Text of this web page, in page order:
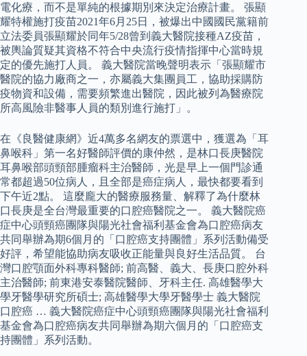
電化療，而不是單純的根據期別來決定治療計畫。 張顯
耀特權施打疫苗2021年6月25日，被爆出中國國民黨籍前
立法委員張顯耀於同年5/28曾到義大醫院接種AZ疫苗，
被輿論質疑其資格不符合中央流行疫情指揮中心當時規
定的優先施打人員。 義大醫院當晚聲明表示「張顯耀市
醫院的協力廠商之一，亦屬義大集團員工，協助採購防
疫物資和設備，需要頻繁進出醫院，因此被列為醫療院
所高風險非醫事人員的類別進行施打」。
在《良醫健康網》近4萬多名網友的票選中，獲選為「耳
鼻喉科」第一名好醫師評價的康仲然，是林口長庚醫院
耳鼻喉部頭頸部腫瘤科主治醫師，光是早上一個門診通
常都超過50位病人，且全部是癌症病人，最快都要看到
下午近2點。 這麼龐大的醫療服務量、解釋了為什麼林
口長庚是全台灣最重要的口腔癌醫院之一。 義大醫院癌
症中心頭頸癌團隊與陽光社會福利基金會為口腔癌病友
共同舉辦為期6個月的「口腔癌支持團體」系列活動備受
好評，希望能協助病友吸收正能量與良好生活品質。 台
灣口腔顎面外科專科醫師; 前高醫、義大、長庚口腔外科
主治醫師; 前東港安泰醫院醫師、牙科主任. 高雄醫學大
學牙醫學研究所碩士; 高雄醫學大學牙醫學士 義大醫院
口腔癌 … 義大醫院癌症中心頭頸癌團隊與陽光社會福利
基金會為口腔癌病友共同舉辦為期六個月的「口腔癌支
持團體」系列活動。